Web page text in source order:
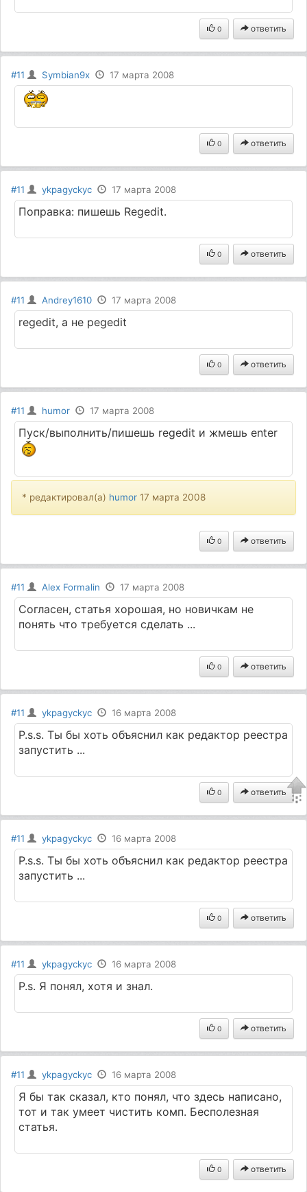
0 ответить
#11 Symbian9x 17 марта 2008
0 ответить
#11 ykpagyckyc 17 марта 2008
Поправка: пишешь Regedit.
0 ответить
#11 Andrey1610 17 марта 2008
regedit, а не pegedit
0 ответить
#11 humor 17 марта 2008
Пуск/выполнить/пишешь regedit и жмешь enter
* редактировал(а) humor 17 марта 2008
0 ответить
#11 Alex Formalin 17 марта 2008
Согласен, статья хорошая, но новичкам не
понять что требуется сделать ...
0 ответить
#11 ykpagyckyc 16 марта 2008
P.s.s. Ты бы хоть объяснил как редактор реестра
запустить ...
0 ответить
#11 ykpagyckyc 16 марта 2008
P.s.s. Ты бы хоть объяснил как редактор реестра
запустить ...
0 ответить
#11 ykpagyckyc 16 марта 2008
P.s. Я понял, хотя и знал.
0 ответить
#11 ykpagyckyc 16 марта 2008
Я бы так сказал, кто понял, что здесь написано,
тот и так умеет чистить комп. Бесполезная
статья.
0 ответить